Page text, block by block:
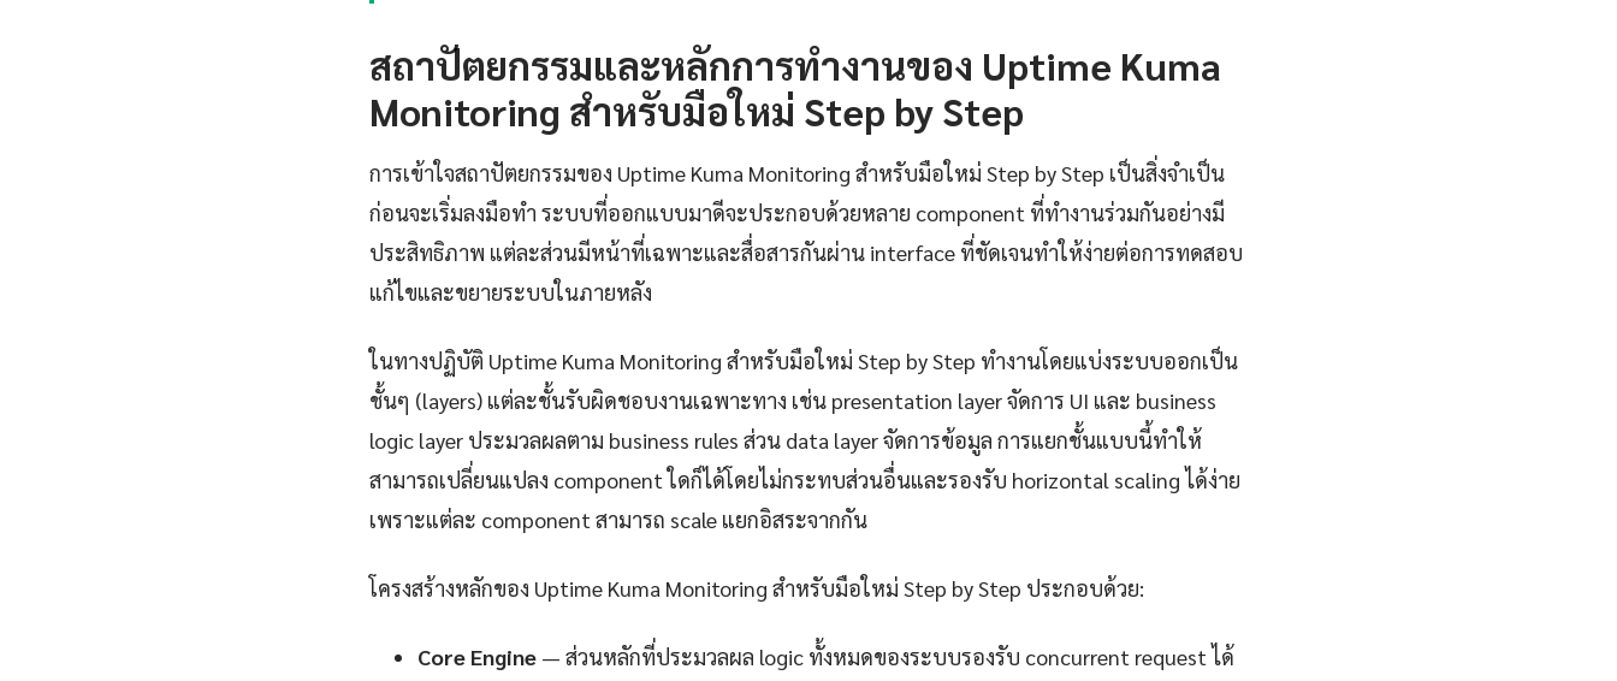
สถาปัตยกรรมและหลักการทำงานของ Uptime Kuma
Monitoring สำหรับมือใหม่ Step by Step
การเข้าใจสถาปัตยกรรมของ Uptime Kuma Monitoring สำหรับมือใหม่ Step by Step เป็นสิ่งจำเป็น
ก่อนจะเริ่มลงมือทำ ระบบที่ออกแบบมาดีจะประกอบด้วยหลาย component ที่ทำงานร่วมกันอย่างมี
ประสิทธิภาพ แต่ละส่วนมีหน้าที่เฉพาะและสื่อสารกันผ่าน interface ที่ชัดเจนทำให้ง่ายต่อการทดสอบ
แก้ไขและขยายระบบในภายหลัง
ในทางปฏิบัติ Uptime Kuma Monitoring สำหรับมือใหม่ Step by Step ทำงานโดยแบ่งระบบออกเป็น
ชั้นๆ (layers) แต่ละชั้นรับผิดชอบงานเฉพาะทาง เช่น presentation layer จัดการ UI และ business
logic layer ประมวลผลตาม business rules ส่วน data layer จัดการข้อมูล การแยกชั้นแบบนี้ทำให้
สามารถเปลี่ยนแปลง component ใดก็ได้โดยไม่กระทบส่วนอื่นและรองรับ horizontal scaling ได้ง่าย
เพราะแต่ละ component สามารถ scale แยกอิสระจากกัน
โครงสร้างหลักของ Uptime Kuma Monitoring สำหรับมือใหม่ Step by Step ประกอบด้วย:
Core Engine — ส่วนหลักที่ประมวลผล logic ทั้งหมดของระบบรองรับ concurrent request ได้